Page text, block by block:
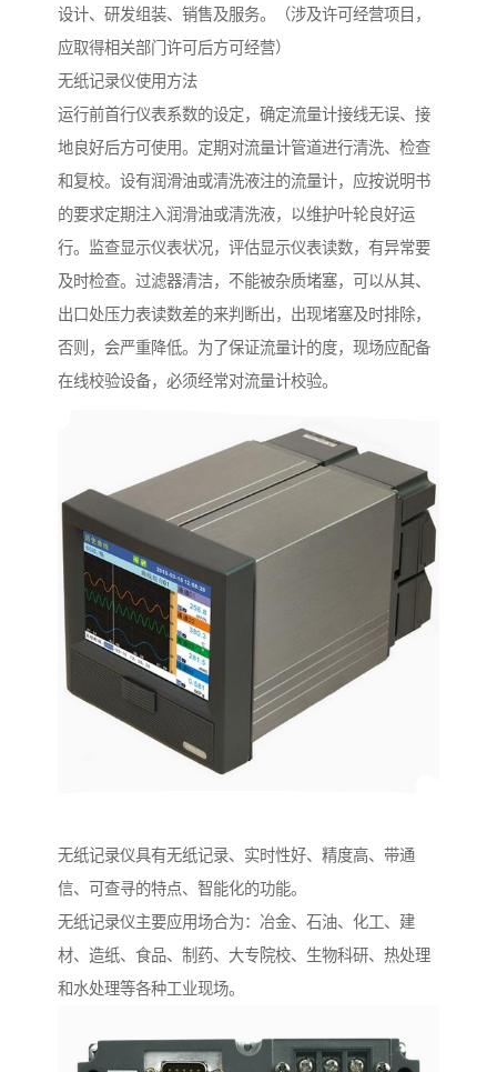
设计、研发组装、销售及服务。（涉及许可经营项目，
应取得相关部门许可后方可经营）
无纸记录仪使用方法
运行前首行仪表系数的设定，确定流量计接线无误、接
地良好后方可使用。定期对流量计管道进行清洗、检查
和复校。设有润滑油或清洗液注的流量计，应按说明书
的要求定期注入润滑油或清洗液，以维护叶轮良好运
行。监查显示仪表状况，评估显示仪表读数，有异常要
及时检查。过滤器清洁，不能被杂质堵塞，可以从其、
出口处压力表读数差的来判断出，出现堵塞及时排除，
否则，会严重降低。为了保证流量计的度，现场应配备
在线校验设备，必须经常对流量计校验。
无纸记录仪具有无纸记录、实时性好、精度高、带通
信、可查寻的特点、智能化的功能。
无纸记录仪主要应用场合为：冶金、石油、化工、建
材、造纸、食品、制药、大专院校、生物科研、热处理
和水处理等各种工业现场。